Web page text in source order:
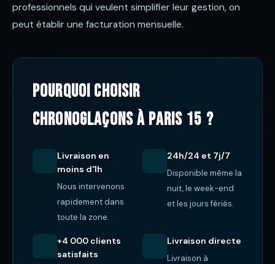
professionnels qui veulent simplifier leur gestion, on
peut établir une facturation mensuelle.
Pourquoi choisir
ChronoGlaçons à Paris 15 ?
Livraison en
moins d'1h
Nous intervenons
rapidement dans
toute la zone.
24h/24 et 7j/7
Disponible même la
nuit, le week-end
et les jours fériés.
+4 000 clients
satisfaits
Livraison directe
Livraison à